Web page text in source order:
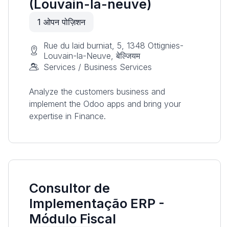
(Louvain-la-neuve)
1 ओपन पोज़िशन
Rue du laid burniat, 5, 1348 Ottignies-
Louvain-la-Neuve, बेल्जियम
Services / Business Services
Analyze the customers business and
implement the Odoo apps and bring your
expertise in Finance.
Consultor de
Implementação ERP -
Módulo Fiscal